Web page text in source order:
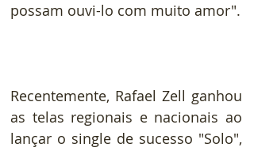
possam ouvi-lo com muito amor".
Recentemente, Rafael Zell ganhou
as telas regionais e nacionais ao
lançar o single de sucesso "Solo",